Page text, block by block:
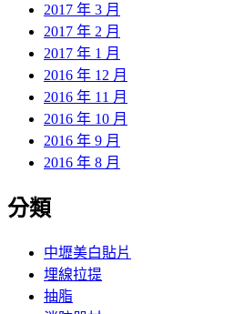
2017 年 3 月
2017 年 2 月
2017 年 1 月
2016 年 12 月
2016 年 11 月
2016 年 10 月
2016 年 9 月
2016 年 8 月
分類
中壢美白貼片
埋線拉提
抽脂